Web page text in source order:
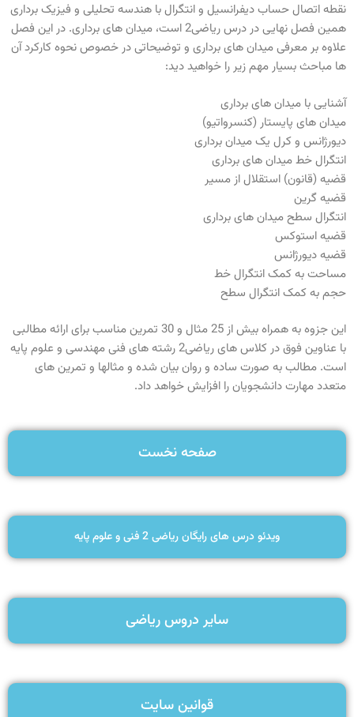
نقطه اتصال حساب دیفرانسیل و انتگرال با هندسه تحلیلی و فیزیک برداری
همین فصل نهایی در درس ریاضی2 است، میدان های برداری. در این فصل
علاوه بر معرفی میدان های برداری و توضیحاتی در خصوص نحوه کارکرد آن
ها مباحث بسیار مهم زیر را خواهید دید:
آشنایی با میدان های برداری
میدان های پایستار (کنسرواتیو)
دیورژانس و کرل یک میدان برداری
انتگرال خط میدان های برداری
قضیه (قانون) استقلال از مسیر
قضیه گرین
انتگرال سطح میدان های برداری
قضیه استوکس
قضیه دیورژانس
مساحت به کمک انتگرال خط
حجم به کمک انتگرال سطح
این جزوه به همراه بیش از 25 مثال و 30 تمرین مناسب برای ارائه مطالبی
با عناوین فوق در کلاس های ریاضی2 رشته های فنی مهندسی و علوم پایه
است. مطالب به صورت ساده و روان بیان شده و مثالها و تمرین های
متعدد مهارت دانشجویان را افزایش خواهد داد.
صفحه نخست
ویدئو درس های رایگان ریاضی 2 فنی و علوم پایه
سایر دروس ریاضی
قوانین سایت